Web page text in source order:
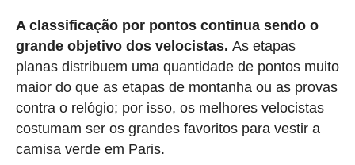
A classificação por pontos continua sendo o
grande objetivo dos velocistas. As etapas
planas distribuem uma quantidade de pontos muito
maior do que as etapas de montanha ou as provas
contra o relógio; por isso, os melhores velocistas
costumam ser os grandes favoritos para vestir a
camisa verde em Paris.